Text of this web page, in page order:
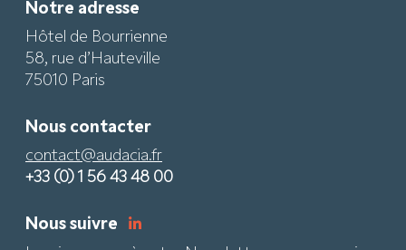
Notre adresse
Hôtel de Bourrienne
58, rue d’Hauteville
75010 Paris
Nous contacter
contact@audacia.fr
+33 (0) 1 56 43 48 00
Nous suivre